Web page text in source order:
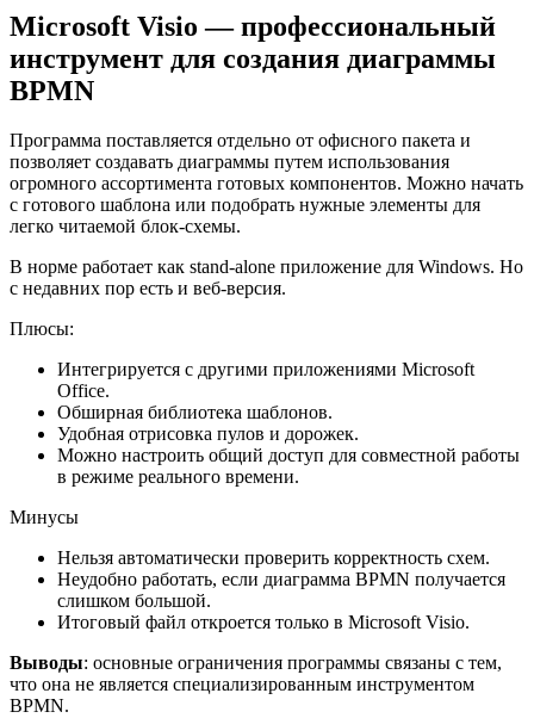
Microsoft Visio — профессиональный
инструмент для создания диаграммы
BPMN
Программа поставляется отдельно от офисного пакета и
позволяет создавать диаграммы путем использования
огромного ассортимента готовых компонентов. Можно начать
с готового шаблона или подобрать нужные элементы для
легко читаемой блок-схемы.
В норме работает как stand-alone приложение для Windows. Но
с недавних пор есть и веб-версия.
Плюсы:
Интегрируется с другими приложениями Microsoft
Office.
Обширная библиотека шаблонов.
Удобная отрисовка пулов и дорожек.
Можно настроить общий доступ для совместной работы
в режиме реального времени.
Минусы
Нельзя автоматически проверить корректность схем.
Неудобно работать, если диаграмма BPMN получается
слишком большой.
Итоговый файл откроется только в Microsoft Visio.
Выводы: основные ограничения программы связаны с тем,
что она не является специализированным инструментом
BPMN.